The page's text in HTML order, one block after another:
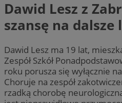
Dawid Lesz z
szansę na dalsze
Dawid Lesz ma 19 lat,
Zespół Szkół
roku porusza się wyłącznie
Choruje na zespół
rzadką chorobę